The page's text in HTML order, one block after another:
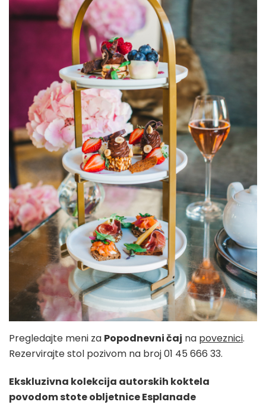
Pregledajte meni za Popodnevni čaj na poveznici.
Rezervirajte stol pozivom na broj 01 45 666 33.
Ekskluzivna kolekcija autorskih koktela
povodom stote obljetnice Esplanade